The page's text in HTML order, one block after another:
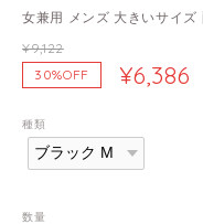
女兼用 メンズ 大きいサイズ
¥9,122
30%OFF
¥6,386
種類
数量